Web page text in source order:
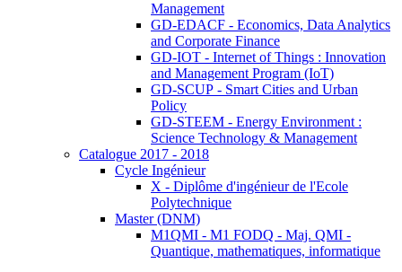
Management
GD-EDACF - Economics, Data Analytics
and Corporate Finance
GD-IOT - Internet of Things : Innovation
and Management Program (IoT)
GD-SCUP - Smart Cities and Urban
Policy
GD-STEEM - Energy Environment :
Science Technology & Management
Catalogue 2017 - 2018
Cycle Ingénieur
X - Diplôme d'ingénieur de l'Ecole
Polytechnique
Master (DNM)
M1QMI - M1 FODQ - Maj. QMI -
Quantique, mathematiques, informatique